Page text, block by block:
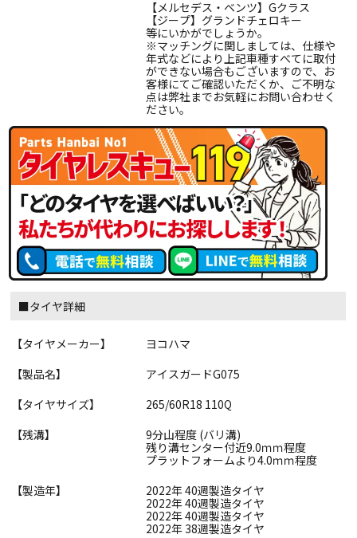
【メルセデス・ベンツ】Gクラス
【ジープ】グランドチェロキー
等にいかがでしょうか。
※マッチングに関しましては、仕様や
年式などにより上記車種すべてに取付
ができない場合もございますので、お
客様にてご確認いただくか、ご不明な
点は弊社までお気軽にお問い合わせく
ださい。
■タイヤ詳細
【タイヤメーカー】
ヨコハマ
【製品名】
アイスガードG075
【タイヤサイズ】
265/60R18 110Q
【残溝】
9分山程度 (バリ溝)
残り溝センター付近9.0ｍｍ程度
プラットフォームより4.0ｍｍ程度
【製造年】
2022年 40週製造タイヤ
2022年 40週製造タイヤ
2022年 40週製造タイヤ
2022年 38週製造タイヤ